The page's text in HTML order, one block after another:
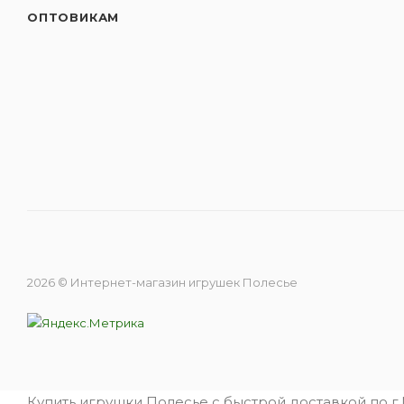
ОПТОВИКАМ
2026 © Интернет-магазин игрушек Полесье